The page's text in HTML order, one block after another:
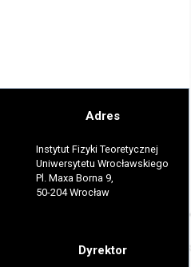
Adres
Instytut Fizyki Teoretycznej
Uniwersytetu Wrocławskiego
Pl. Maxa Borna 9,
50-204 Wrocław
Dyrektor